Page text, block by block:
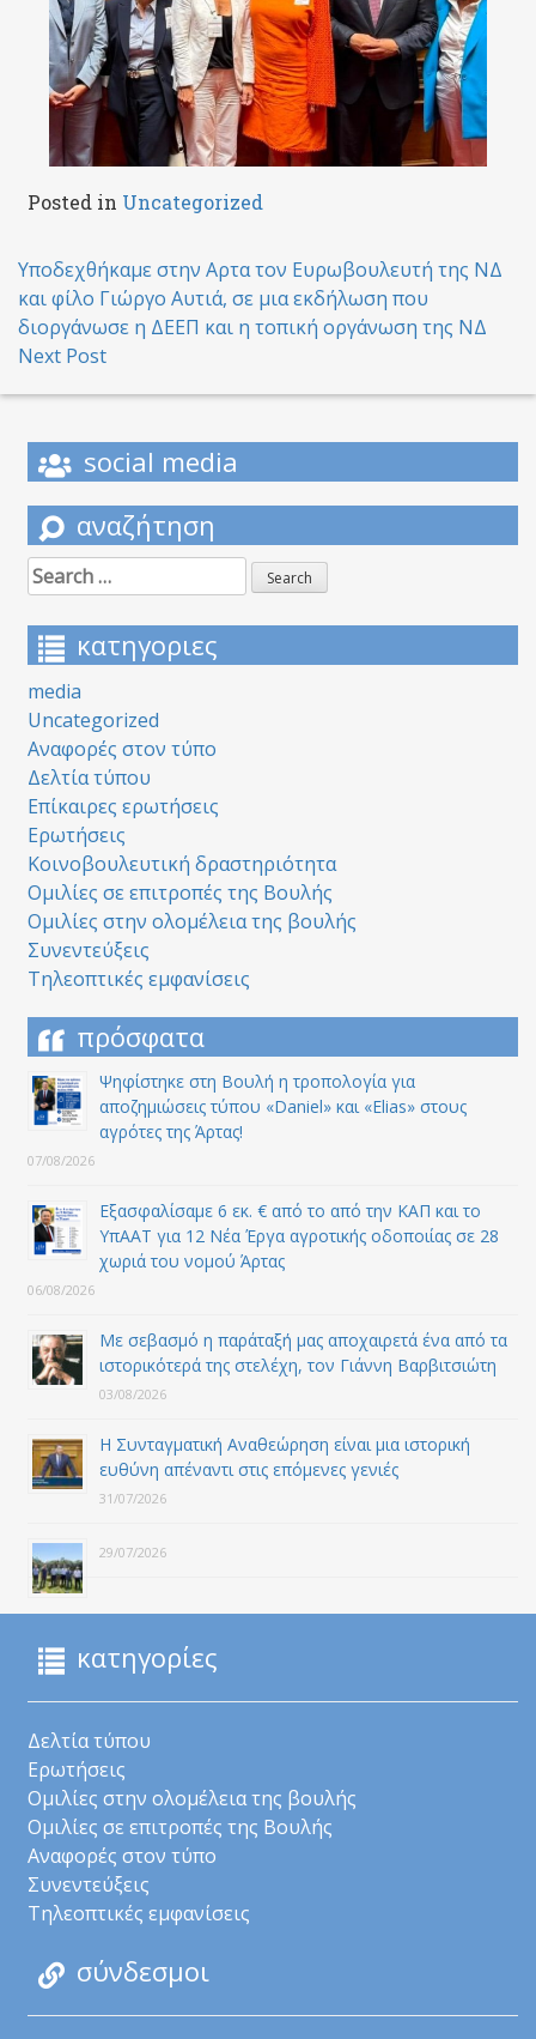
Posted in Uncategorized
Post
navigation
Υποδεχθήκαμε στην Αρτα τον Ευρωβουλευτή της ΝΔ
και φίλο Γιώργο Αυτιά, σε μια εκδήλωση που
διοργάνωσε η ΔΕΕΠ και η τοπική οργάνωση της ΝΔ
Next Post
social media
αναζήτηση
Search
for:
κατηγοριες
media
Uncategorized
Αναφορές στον τύπο
Δελτία τύπου
Επίκαιρες ερωτήσεις
Ερωτήσεις
Κοινοβουλευτική δραστηριότητα
Ομιλίες σε επιτροπές της Βουλής
Ομιλίες στην ολομέλεια της βουλής
Συνεντεύξεις
Τηλεοπτικές εμφανίσεις
πρόσφατα
Ψηφίστηκε στη Βουλή η τροπολογία για
αποζημιώσεις τύπου «Daniel» και «Elias» στους
αγρότες της Άρτας!
07/08/2026
Εξασφαλίσαμε 6 εκ. € από το από την ΚΑΠ και το
ΥπΑΑΤ για 12 Nέα Έργα αγροτικής οδοποιίας σε 28
χωριά του νομού Άρτας
06/08/2026
Με σεβασμό η παράταξή μας αποχαιρετά ένα από τα
ιστορικότερά της στελέχη, τον Γιάννη Βαρβιτσιώτη
03/08/2026
Η Συνταγματική Αναθεώρηση είναι μια ιστορική
ευθύνη απέναντι στις επόμενες γενιές
31/07/2026
29/07/2026
κατηγορίες
Δελτία τύπου
Ερωτήσεις
Ομιλίες στην ολομέλεια της βουλής
Ομιλίες σε επιτροπές της Βουλής
Αναφορές στον τύπο
Συνεντεύξεις
Τηλεοπτικές εμφανίσεις
σύνδεσμοι